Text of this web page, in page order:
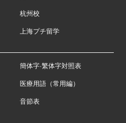
杭州校
上海プチ留学
簡体字·繁体字対照表
医療用語（常用編）
音節表